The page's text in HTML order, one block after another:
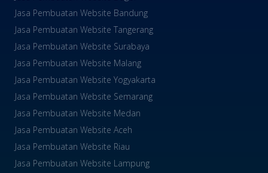
Jasa Pembuatan Website Bandung
Jasa Pembuatan Website Tangerang
Jasa Pembuatan Website Surabaya
Jasa Pembuatan Website Malang
Jasa Pembuatan Website Yogyakarta
Jasa Pembuatan Website Semarang
Jasa Pembuatan Website Medan
Jasa Pembuatan Website Aceh
Jasa Pembuatan Website Riau
Jasa Pembuatan Website Lampung